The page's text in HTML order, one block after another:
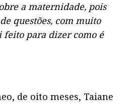
a maternidade, pois
questões, com muito
para dizer como é
de oito meses, Taiane